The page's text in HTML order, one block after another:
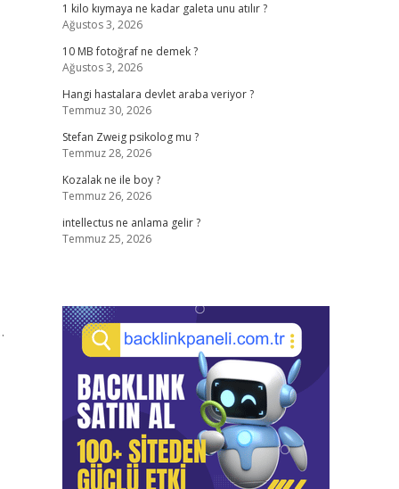
1 kilo kıymaya ne kadar galeta unu atılır ?
Ağustos 3, 2026
10 MB fotoğraf ne demek ?
Ağustos 3, 2026
Hangi hastalara devlet araba veriyor ?
Temmuz 30, 2026
Stefan Zweig psikolog mu ?
Temmuz 28, 2026
Kozalak ne ile boy ?
Temmuz 26, 2026
intellectus ne anlama gelir ?
Temmuz 25, 2026